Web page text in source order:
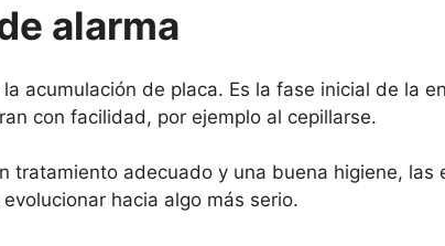
alarma
acumulación de placa. Es la fase inicial de la
con facilidad, por ejemplo al cepillarse.
tratamiento adecuado y una buena higiene, las
hacia algo más serio.